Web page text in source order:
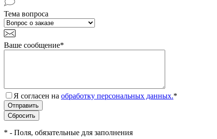
Тема вопроса
Ваше сообщение*
Я согласен на обработку персональных данных.*
* - Поля, обязательные для заполнения